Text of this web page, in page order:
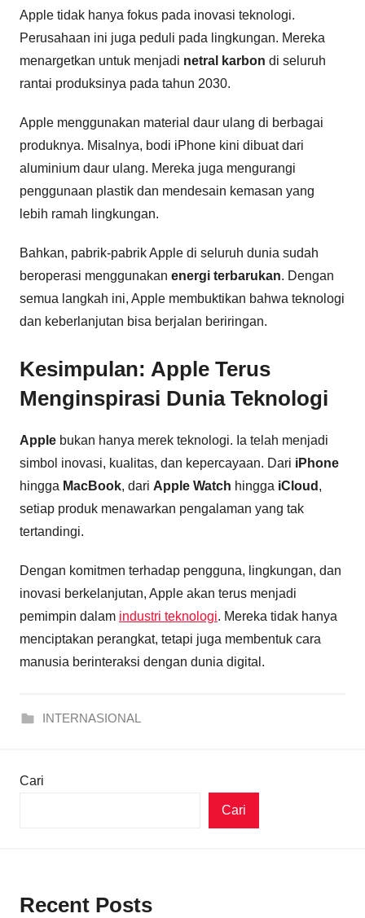
Apple tidak hanya fokus pada inovasi teknologi.
Perusahaan ini juga peduli pada lingkungan. Mereka
menargetkan untuk menjadi netral karbon di seluruh
rantai produksinya pada tahun 2030.
Apple menggunakan material daur ulang di berbagai
produknya. Misalnya, bodi iPhone kini dibuat dari
aluminium daur ulang. Mereka juga mengurangi
penggunaan plastik dan mendesain kemasan yang
lebih ramah lingkungan.
Bahkan, pabrik-pabrik Apple di seluruh dunia sudah
beroperasi menggunakan energi terbarukan. Dengan
semua langkah ini, Apple membuktikan bahwa teknologi
dan keberlanjutan bisa berjalan beriringan.
Kesimpulan: Apple Terus
Menginspirasi Dunia Teknologi
Apple bukan hanya merek teknologi. Ia telah menjadi
simbol inovasi, kualitas, dan kepercayaan. Dari iPhone
hingga MacBook, dari Apple Watch hingga iCloud ,
setiap produk menawarkan pengalaman yang tak
tertandingi.
Dengan komitmen terhadap pengguna, lingkungan, dan
inovasi berkelanjutan, Apple akan terus menjadi
pemimpin dalam industri teknologi. Mereka tidak hanya
menciptakan perangkat, tetapi juga membentuk cara
manusia berinteraksi dengan dunia digital.
INTERNASIONAL
Cari
Cari
Recent Posts